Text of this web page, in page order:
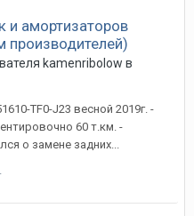
и амортизаторов
производителей)
kamenribolow в
TF0-J23 весной 2019г. -
60 т.км. -
о замене задних...